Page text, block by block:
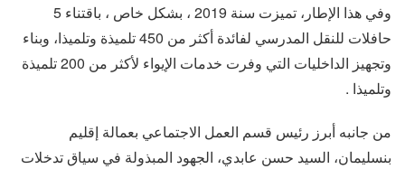
وفي هذا الإطار، تميزت سنة 2019 ، بشكل خاص ، باقتناء 5
حافلات للنقل المدرسي لفائدة أكثر من 450 تلميذة وتلميذا، وبناء
وتجهيز الداخليات التي وفرت خدمات الإيواء لأكثر من 200 تلميذة
وتلميذا .
من جانبه أبرز رئيس قسم العمل الاجتماعي بعمالة إقليم
بنسليمان، السيد حسن عابدي، الجهود المبذولة في سياق تدخلات